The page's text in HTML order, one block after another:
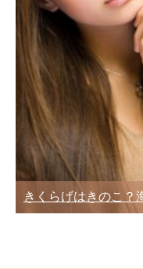
きくらげはきのこ？